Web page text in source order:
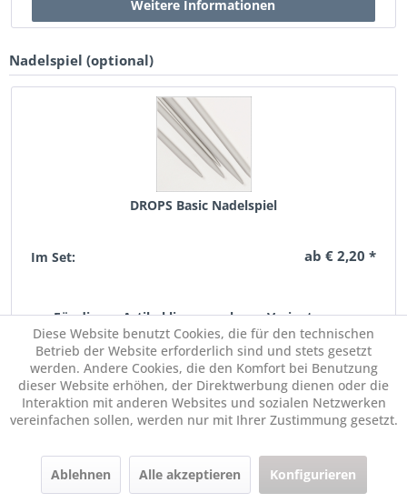
Nadelspiel (optional)
DROPS Basic Nadelspiel
Im Set: ab € 2,20 *
Für diesen Artikel liegen mehrere Varianten vor
Diese Website benutzt Cookies, die für den technischen
Betrieb der Website erforderlich sind und stets gesetzt
werden. Andere Cookies, die den Komfort bei Benutzung
dieser Website erhöhen, der Direktwerbung dienen oder die
Interaktion mit anderen Websites und sozialen Netzwerken
vereinfachen sollen, werden nur mit Ihrer Zustimmung gesetzt.
Ablehnen Alle akzeptieren Konfigurieren